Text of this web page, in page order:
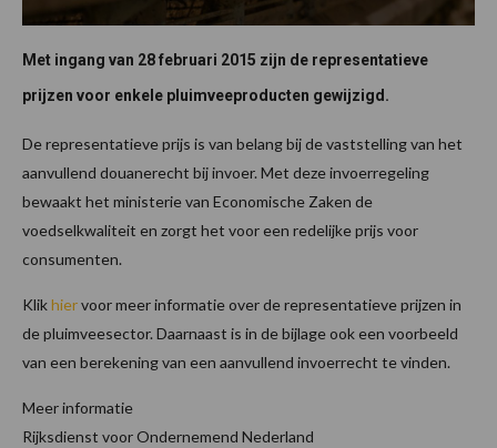
Met ingang van 28 februari 2015 zijn de representatieve
prijzen voor enkele pluimveeproducten gewijzigd.
De representatieve prijs is van belang bij de vaststelling van het
aanvullend douanerecht bij invoer. Met deze invoerregeling
bewaakt het ministerie van Economische Zaken de
voedselkwaliteit en zorgt het voor een redelijke prijs voor
consumenten.
Klikhiervoor meer informatie over de representatieve prijzen in
de pluimveesector. Daarnaast is in de bijlage ook een voorbeeld
van een berekening van een aanvullend invoerrecht te vinden.
Meer informatie
Rijksdienst voor Ondernemend Nederland